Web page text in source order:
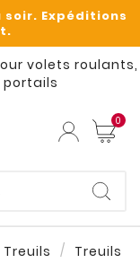
volets roulants,
0
Treuils
Treuils